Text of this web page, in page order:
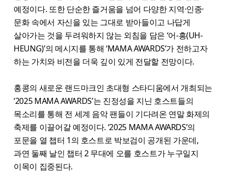
예정이다. 또한 단순한 즐거움을 넘어 다양한 지역·인종·
문화 속에서 자신을 있는 그대로 받아들이고 나답게
살아가는 것을 두려워하지 않는 외침을 담은 ‘어-흥(UH-
HEUNG)’의 메시지를 통해 ‘MAMA AWARDS’가 전하고자
하는 가치와 비전을 더욱 깊이 있게 전달할 전망이다.
홍콩의 새로운 랜드마크인 초대형 스타디움에서 개최되는
‘2025 MAMA AWARDS’는 진정성을 지닌 호스트들의
목소리를 통해 전 세계 음악 팬들이 기다려온 연말 화제의
축제를 이끌어갈 예정이다. ‘2025 MAMA AWARDS’의
포문을 열 챕터 1의 호스트로 박보검이 공개된 가운데,
과연 둘째 날인 챕터 2 무대에 오를 호스트가 누구일지
이목이 집중된다.